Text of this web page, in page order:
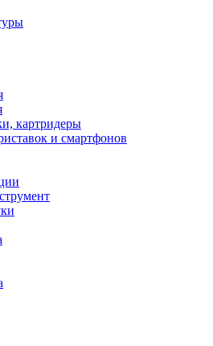
картридеры
и смартфонов